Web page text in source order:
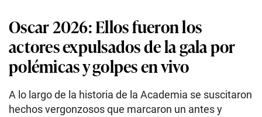
Oscar 2026: Ellos fueron los
actores expulsados de la gala por
polémicas y golpes en vivo
A lo largo de la historia de la Academia se suscitaron
hechos vergonzosos que marcaron un antes y